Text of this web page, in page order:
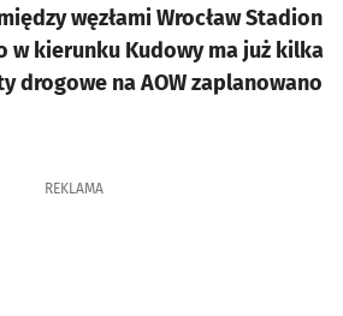
węzłami Wrocław Stadion
w kierunku Kudowy ma już kilka
drogowe na AOW zaplanowano
REKLAMA